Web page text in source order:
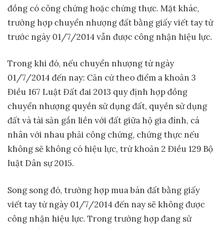
đồng có công chứng hoặc chứng thực. Mặt khác,
trường hợp chuyển nhượng đất bằng giấy viết tay từ
trước ngày 01/7/2014 vẫn được công nhận hiệu lực.
Trong khi đó, nếu chuyển nhượng từ ngày
01/7/2014 đến nay: Căn cứ theo điểm a khoản 3
Điều 167 Luật Đất đai 2013 quy định hợp đồng
chuyển nhượng quyền sử dụng đất, quyền sử dụng
đất và tài sản gắn liền với đất giữa hộ gia đình, cá
nhân với nhau phải công chứng, chứng thực nếu
không sẽ không có hiệu lực, trừ khoản 2 Điều 129 Bộ
luật Dân sự 2015.
Song song đó, trường hợp mua bán đất bằng giấy
viết tay từ ngày 01/7/2014 đến nay sẽ không được
công nhận hiệu lực. Trong trường hợp đang sử